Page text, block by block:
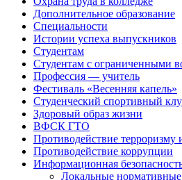
Дополнительное образование
Специальности
Истории успеха выпускников
Студентам
Студентам с ограниченными
Профессия — учитель
Фестиваль «Весенняя капель»
Студенческий спортивный
Здоровый образ жизни
ВФСК ГТО
Противодействие терроризму
Противодействие коррупции
Информационная
Локальные